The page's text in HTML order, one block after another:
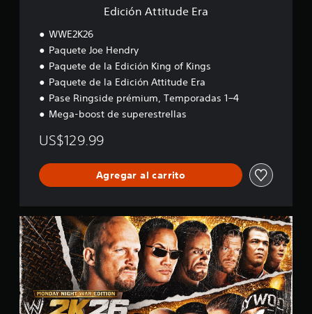
Edición Attitude Era
WWE2K26
Paquete Joe Hendry
Paquete de la Edición King of Kings
Paquete de la Edición Attitude Era
Pase Ringside prémium, Temporadas 1–4
Mega-boost de superestrellas
US$129.99
Agregar al carrito
E
d
i
c
i
ó
n
M